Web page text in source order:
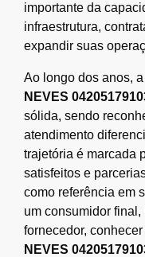
importante da
infraestrutura,
expandir suas
Ao longo dos anos, a
NEVES
sólida, sendo
atendimento
trajetória é marcada
satisfeitos e
como referência em
um consumidor
fornecedor, conhecer
NEVES